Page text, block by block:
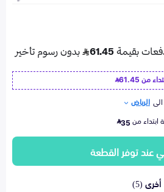
61.45
الى الرياض
من35
عند توفر القطعة
(5)